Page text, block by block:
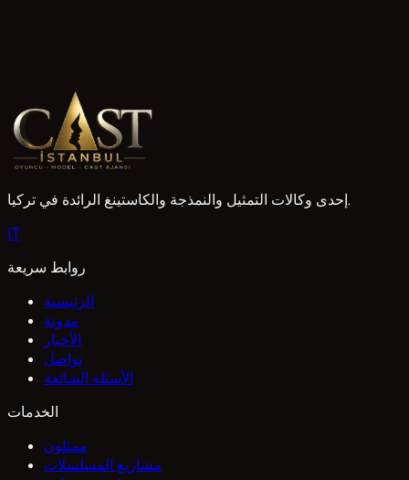
إحدى وكالات التمثيل والنمذجة والكاستينغ الرائدة في تركيا.
IT
روابط سريعة
الرئيسية
مدونة
الأخبار
تواصل
الأسئلة الشائعة
الخدمات
ممثلون
مشاريع المسلسلات